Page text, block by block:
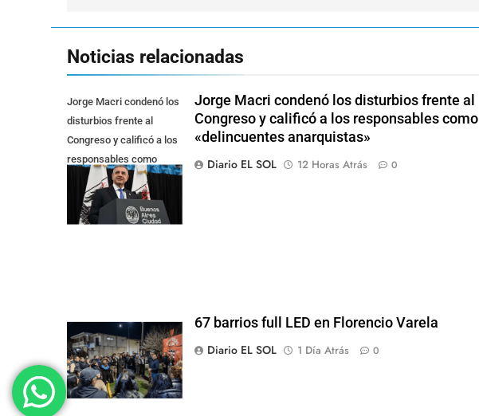
Noticias relacionadas
Jorge Macri condenó los
disturbios frente al
Congreso y calificó a los
responsables como
"delincuentes
anarquistas"
Jorge Macri condenó los disturbios frente al
Congreso y calificó a los responsables como
«delincuentes anarquistas»
Diario EL SOL
12 Horas Atrás 0
67 barrios full LED en Florencio Varela
Diario EL SOL
1 Día Atrás 0